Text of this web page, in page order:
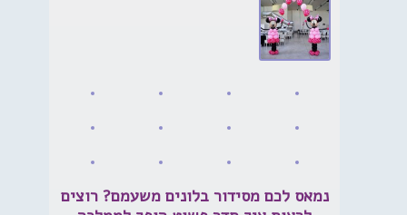
נמאס לכם מסידור בלונים משעמם? רוצים